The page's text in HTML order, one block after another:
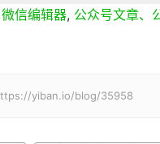
信编辑器, 公众号文章、
yiban.io/blog/35958